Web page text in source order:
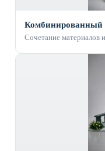
Комбинированный
Сочетание материалов